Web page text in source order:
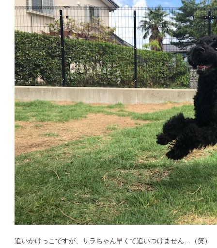
追いかけっこですが、サラちゃん早くて追いつけません…（笑）